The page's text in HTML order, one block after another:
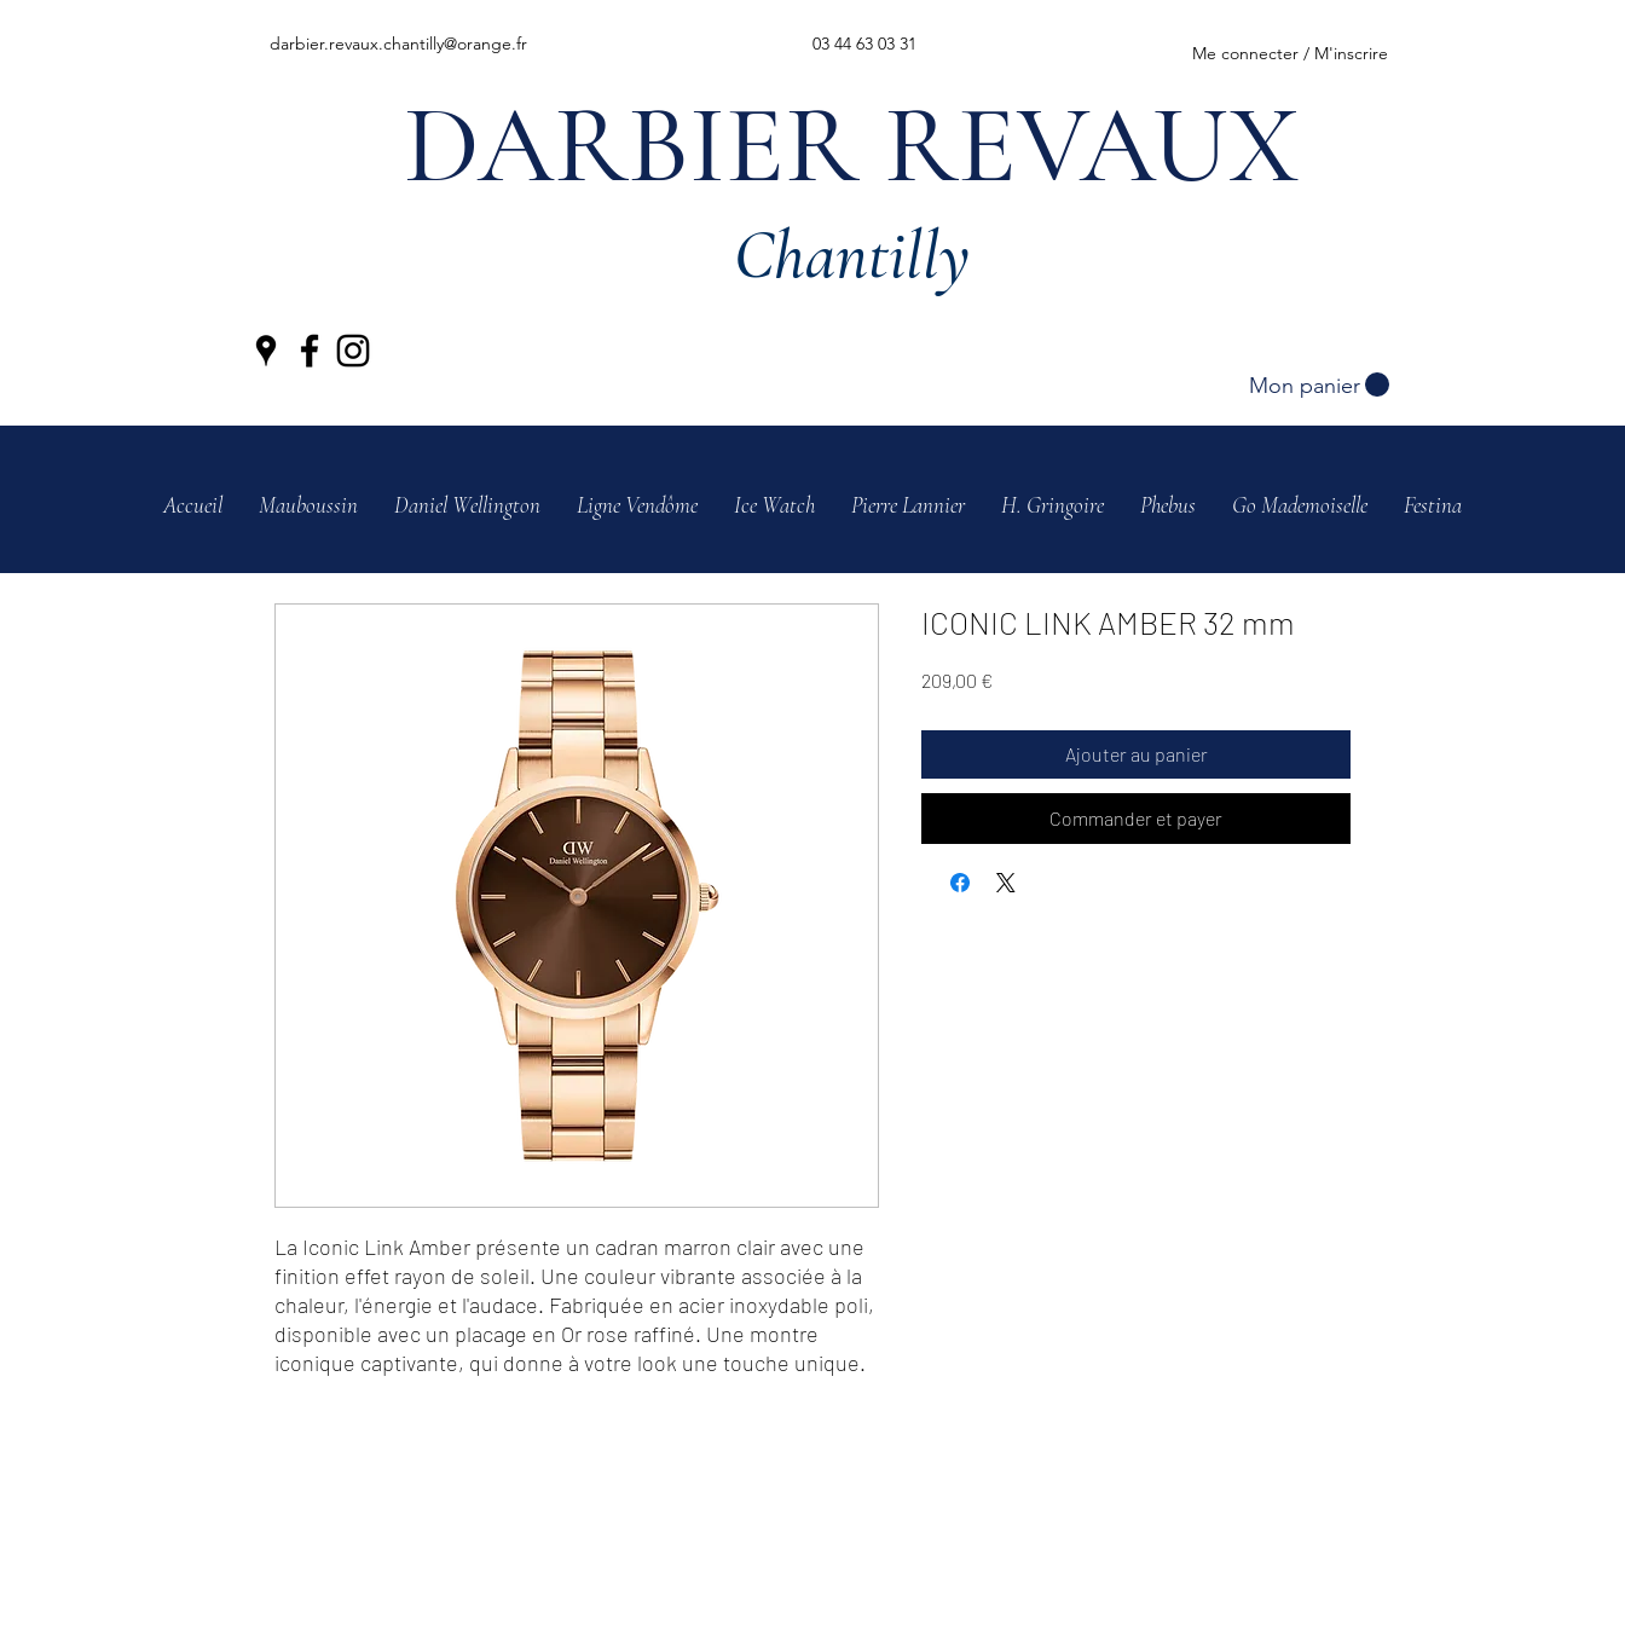
darbier.revaux.chantilly@orange.fr 03 44 63 03 31 Me connecter / M'inscrire
DARBIER REVAUX
Chantilly
Mon panier
Accueil Mauboussin Daniel Wellington Ligne Vendôme Ice Watch Pierre Lannier H. Gringoire Phebus Go Mademoiselle Festina
La Iconic Link Amber présente un cadran marron clair avec une
finition effet rayon de soleil. Une couleur vibrante associée à la
chaleur, l'énergie et l'audace. Fabriquée en acier inoxydable poli,
disponible avec un placage en Or rose raffiné. Une montre
iconique captivante, qui donne à votre look une touche unique.
ICONIC LINK AMBER 32 mm
209,00 €
Ajouter au panier
Commander et payer